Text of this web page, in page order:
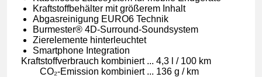
Kraftstoffbehälter mit größerem Inhalt
Abgasreinigung EURO6 Technik
Burmester® 4D-Surround-Soundsystem
Zierelemente hinterleuchtet
Smartphone Integration
Kraft­stoff­ver­brauch kom­bi­niert... 4,3 l / 100 km
CO₂-Emis­si­on kom­bi­niert... 136 g / km